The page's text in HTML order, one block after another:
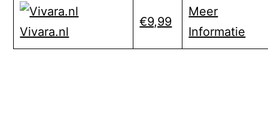
Vivara.nl
€9,99
Meer
Informatie